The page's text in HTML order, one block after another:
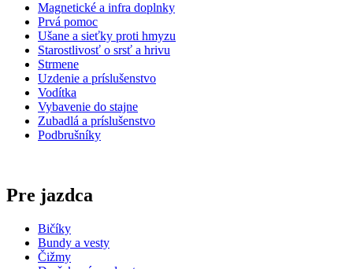
Magnetické a infra doplnky
Prvá pomoc
Ušane a sieťky proti hmyzu
Starostlivosť o srsť a hrivu
Strmene
Uzdenie a príslušenstvo
Vodítka
Vybavenie do stajne
Zubadlá a príslušenstvo
Podbrušníky
Pre jazdca
Bičíky
Bundy a vesty
Čižmy